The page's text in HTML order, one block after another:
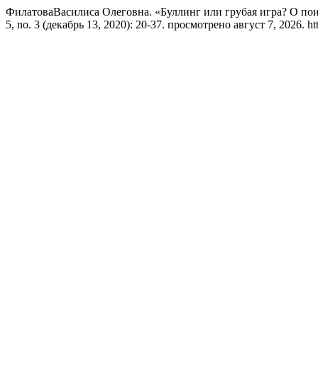
ФилатоваВасилиса Олеговна. «Буллинг или грубая игра? О
5, no. 3 (декабрь 13, 2020): 20-37. просмотрено август 7, 2026.